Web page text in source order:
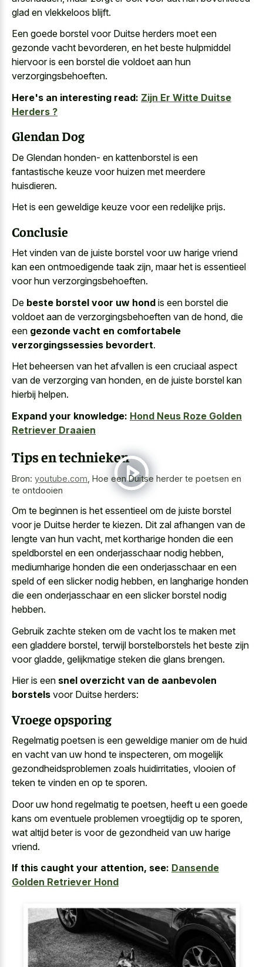
glad en vlekkeloos blijft.
Een goede borstel voor Duitse herders moet een
gezonde vacht bevorderen, en het beste hulpmiddel
hiervoor is een borstel die voldoet aan hun
verzorgingsbehoeften.
Here's an interesting read: Zijn Er Witte Duitse
Herders ?
Glendan Dog
De Glendan honden- en kattenborstel is een
fantastische keuze voor huizen met meerdere
huisdieren.
Het is een geweldige keuze voor een redelijke prijs.
Conclusie
Het vinden van de juiste borstel voor uw harige vriend
kan een ontmoedigende taak zijn, maar het is essentieel
voor hun verzorgingsbehoeften.
De beste borstel voor uw hond is een borstel die
voldoet aan de verzorgingsbehoeften van de hond, die
een gezonde vacht en comfortabele
verzorgingssessies bevordert.
Het beheersen van het afvallen is een cruciaal aspect
van de verzorging van honden, en de juiste borstel kan
hierbij helpen.
Expand your knowledge: Hond Neus Roze Golden
Retriever Draaien
Tips en technieken
Bron: youtube.com Hoe een Duitse herder te poetsen en
te ontdooien
Om te beginnen is het essentieel om de juiste borstel
voor je Duitse herder te kiezen. Dit zal afhangen van de
lengte van hun vacht, met kortharige honden die een
speldborstel en een onderjasschaar nodig hebben,
mediumharige honden die een onderjasschaar en een
speld of een slicker nodig hebben, en langharige honden
die een onderjasschaar en een slicker borstel nodig
hebben.
Gebruik zachte steken om de vacht los te maken met
een gladdere borstel, terwijl borstelborstels het beste zijn
voor gladde, gelijkmatige steken die glans brengen.
Hier is een snel overzicht van de aanbevolen
borstels voor Duitse herders:
Vroege opsporing
Regelmatig poetsen is een geweldige manier om de huid
en vacht van uw hond te inspecteren, om mogelijk
gezondheidsproblemen zoals huidirritaties, vlooien of
teken te vinden en op te sporen.
Door uw hond regelmatig te poetsen, heeft u een goede
kans om eventuele problemen vroegtijdig op te sporen,
wat altijd beter is voor de gezondheid van uw harige
vriend.
If this caught your attention, see: Dansende
Golden Retriever Hond